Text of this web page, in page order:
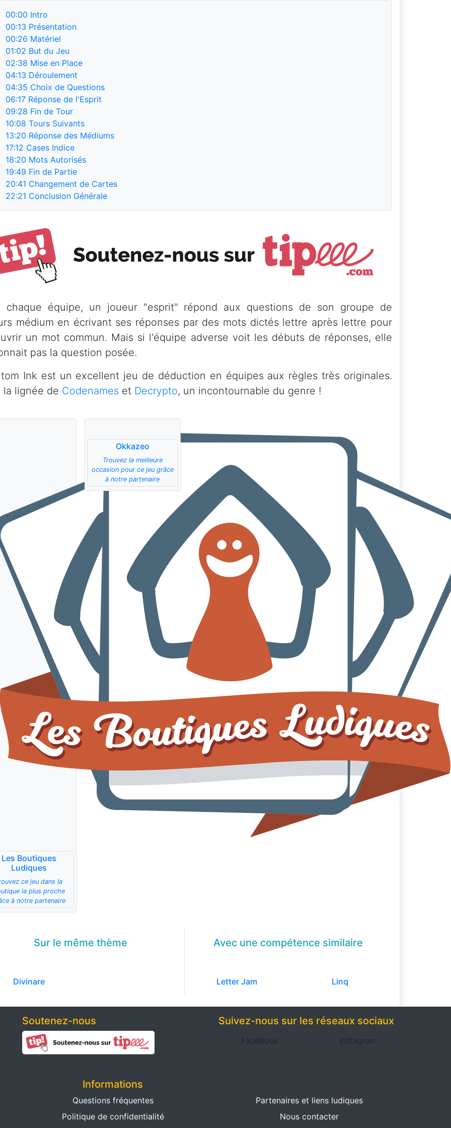
00:00 Intro
00:13 Présentation
00:26 Matériel
01:02 But du Jeu
02:38 Mise en Place
04:13 Déroulement
04:35 Choix de Questions
06:17 Réponse de l'Esprit
09:28 Fin de Tour
10:08 Tours Suivants
13:20 Réponse des Médiums
17:12 Cases Indice
18:20 Mots Autorisés
19:49 Fin de Partie
20:41 Changement de Cartes
22:21 Conclusion Générale
chaque équipe, un joueur "esprit" répond aux questions de son groupe de
médium en écrivant ses réponses par des mots dictés lettre après lettre pour
un mot commun. Mais si l'équipe adverse voit les débuts de réponses, elle
pas la question posée.
Ink est un excellent jeu de déduction en équipes aux règles très originales.
la lignée de Codenames et Decrypto, un incontournable du genre !
Les Boutiques
Ludiques
ce jeu dans la
la plus proche
à notre partenaire
Okkazeo
Trouvez la meilleure
occasion pour ce jeu grâce
à notre partenaire
Sur le même thème
Divinare
Avec une compétence similaire
Letter Jam Linq
Soutenez-nous Suivez-nous sur les réseaux sociaux
Facebook Instagram
Informations
Questions fréquentes
Partenaires et liens ludiques
Politique de confidentialité Nous contacter